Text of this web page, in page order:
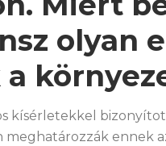
olyan
kísérletekkel
ennek